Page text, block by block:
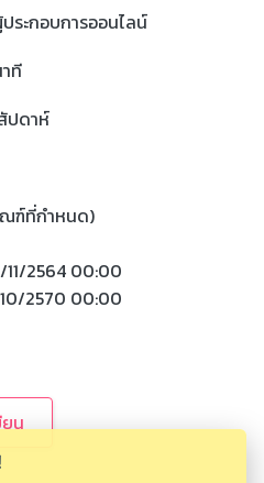
ระกอบการออนไลน์
ที
ปดาห์
ณฑ์ที่กำหนด)
2564 00:00
2570 00:00
ยน